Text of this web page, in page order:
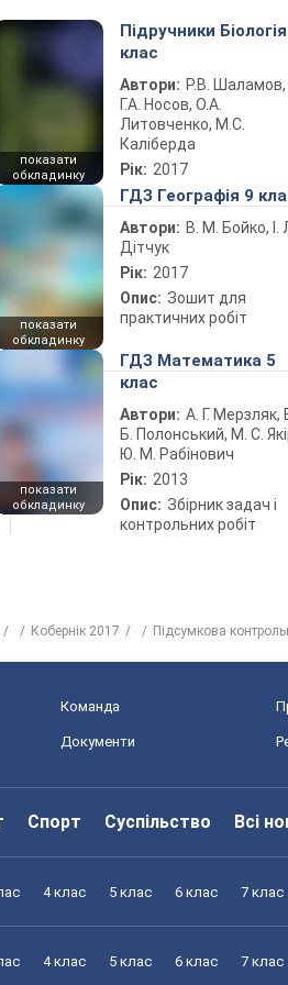
показати
обкладинку
Підручники
клас
Автори: Р.В. Шаламов,
Г.А. Носов, О.А.
Литовченко, М.С.
Каліберда
Рік: 2017
показати
обкладинку
ГДЗ Географія 9
Автори: В. М. Бойко, І.
Дітчук
Рік: 2017
Опис: Зошит для
практичних робіт
показати
обкладинку
ГДЗ Математика 5
клас
Автори: А. Г. Мерзляк,
Б. Полонський, М. С.
Ю. М. Рабінович
Рік: 2013
Опис: Збірник задач і
контрольних робіт
Кобернік 2017 Підсумкова
Команда
Документи
Спорт Суспільство Всі
4 клас 5 клас 6 клас 7 клас
4 клас 5 клас 6 клас 7 клас